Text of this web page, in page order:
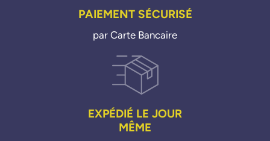
PAIEMENT SÉCURISÉ
par Carte Bancaire
EXPÉDIÉ LE JOUR
MÊME